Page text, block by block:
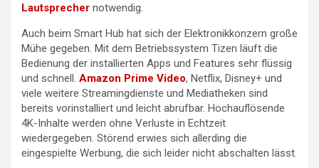
Lautsprecher notwendig.
Auch beim Smart Hub hat sich der Elektronikkonzern große
Mühe gegeben. Mit dem Betriebssystem Tizen läuft die
Bedienung der installierten Apps und Features sehr flüssig
und schnell. Amazon Prime Video, Netflix, Disney+ und
viele weitere Streamingdienste und Mediatheken sind
bereits vorinstalliert und leicht abrufbar. Hochauflösende
4K-Inhalte werden ohne Verluste in Echtzeit
wiedergegeben. Störend erwies sich allerding die
eingespielte Werbung, die sich leider nicht abschalten lässt.